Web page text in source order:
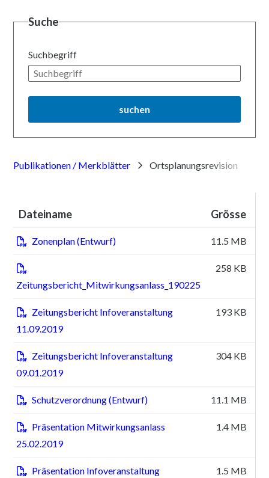
Suche
Suchbegriff
suchen
Publikationen / Merkblätter Ortsplanungsrevision
Dateiname Grösse
Zonenplan (Entwurf) 11.5 MB
Zeitungsbericht_Mitwirkungsanlass_190225
258 KB
Zeitungsbericht Infoveranstaltung
11.09.2019
193 KB
Zeitungsbericht Infoveranstaltung
09.01.2019
304 KB
Schutzverordnung (Entwurf) 11.1 MB
Präsentation Mitwirkungsanlass
25.02.2019
1.4 MB
Präsentation Infoveranstaltung
1.5 MB